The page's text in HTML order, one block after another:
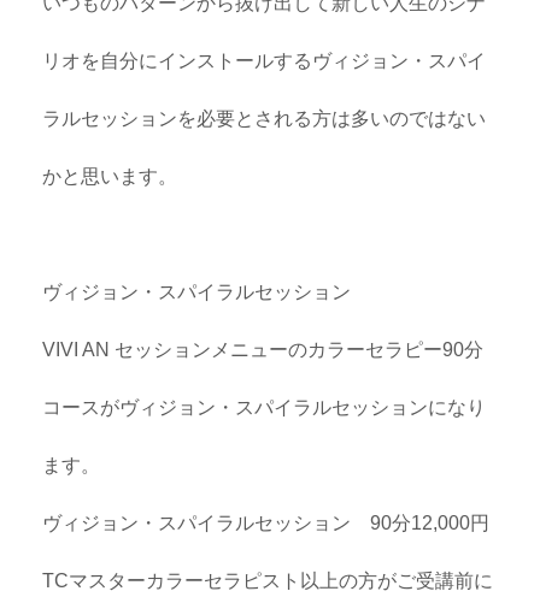
リオを自分にインストールするヴィジョン・スパイ
ラルセッションを必要とされる方は多いのではない
かと思います。
ヴィジョン・スパイラルセッション
VIVI AN セッションメニューのカラーセラピー90分
コースがヴィジョン・スパイラルセッションになり
ます。
ヴィジョン・スパイラルセッション 90分12,000円
TCマスターカラーセラピスト以上の方がご受講前に